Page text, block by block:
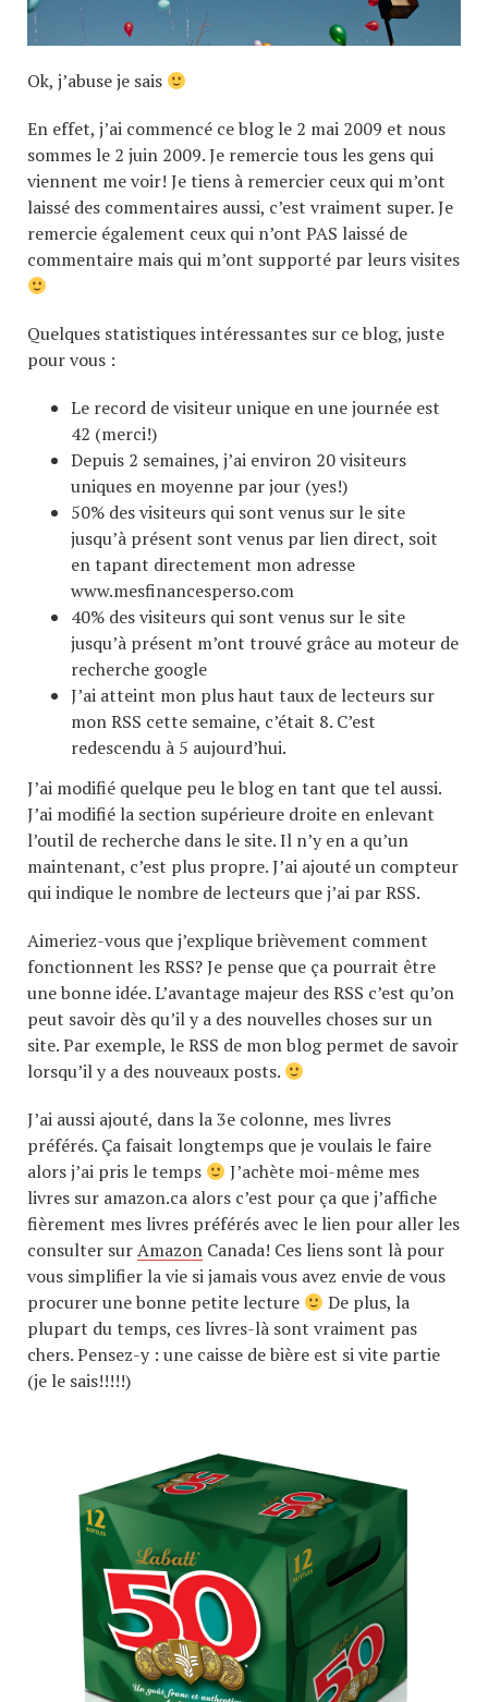
Ok, j’abuse je sais
En effet, j’ai commencé ce blog le 2 mai 2009 et nous
sommes le 2 juin 2009. Je remercie tous les gens qui
viennent me voir! Je tiens à remercier ceux qui m’ont
laissé des commentaires aussi, c’est vraiment super. Je
remercie également ceux qui n’ont PAS laissé de
commentaire mais qui m’ont supporté par leurs visites
Quelques statistiques intéressantes sur ce blog, juste
pour vous :
Le record de visiteur unique en une journée est
42 (merci!)
Depuis 2 semaines, j’ai environ 20 visiteurs
uniques en moyenne par jour (yes!)
50% des visiteurs qui sont venus sur le site
jusqu’à présent sont venus par lien direct, soit
en tapant directement mon adresse
www.mesfinancesperso.com
40% des visiteurs qui sont venus sur le site
jusqu’à présent m’ont trouvé grâce au moteur de
recherche google
J’ai atteint mon plus haut taux de lecteurs sur
mon RSS cette semaine, c’était 8. C’est
redescendu à 5 aujourd’hui.
J’ai modifié quelque peu le blog en tant que tel aussi.
J’ai modifié la section supérieure droite en enlevant
l’outil de recherche dans le site. Il n’y en a qu’un
maintenant, c’est plus propre. J’ai ajouté un compteur
qui indique le nombre de lecteurs que j’ai par RSS.
Aimeriez-vous que j’explique brièvement comment
fonctionnent les RSS? Je pense que ça pourrait être
une bonne idée. L’avantage majeur des RSS c’est qu’on
peut savoir dès qu’il y a des nouvelles choses sur un
site. Par exemple, le RSS de mon blog permet de savoir
lorsqu’il y a des nouveaux posts.
J’ai aussi ajouté, dans la 3e colonne, mes livres
préférés. Ça faisait longtemps que je voulais le faire
alors j’ai pris le temps
J’achète moi-même mes
livres sur amazon.ca alors c’est pour ça que j’affiche
fièrement mes livres préférés avec le lien pour aller les
consulter surAmazon Canada! Ces liens sont là pour
vous simplifier la vie si jamais vous avez envie de vous
procurer une bonne petite lecture
De plus, la
plupart du temps, ces livres-là sont vraiment pas
chers. Pensez-y : une caisse de bière est si vite partie
(je le sais!!!!!)